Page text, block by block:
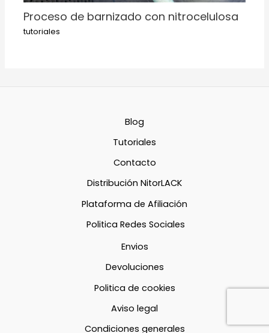
Proceso de barnizado con nitrocelulosa
tutoriales
Blog
Tutoriales
Contacto
Distribución NitorLACK
Plataforma de Afiliación
Politica Redes Sociales
Envios
Devoluciones
Politica de cookies
Aviso legal
Condiciones generales